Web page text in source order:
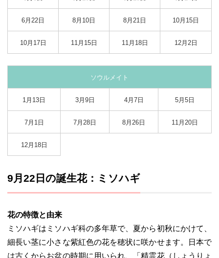
6月22日 8月10日 8月21日 10月15日
10月17日 11月15日 11月18日 12月2日
ソウルメイト
1月13日 3月9日 4月7日 5月5日
7月1日 7月28日 8月26日 11月20日
12月18日
9月22日の誕生花：ミソハギ
花の特徴と由来
ミソハギはミソハギ科の多年草で、夏から初秋にかけて、
細長い茎に小さな紫紅色の花を穂状に咲かせます。日本で
は古くからお盆の時期に用いられ、「精霊花（しょうりょ